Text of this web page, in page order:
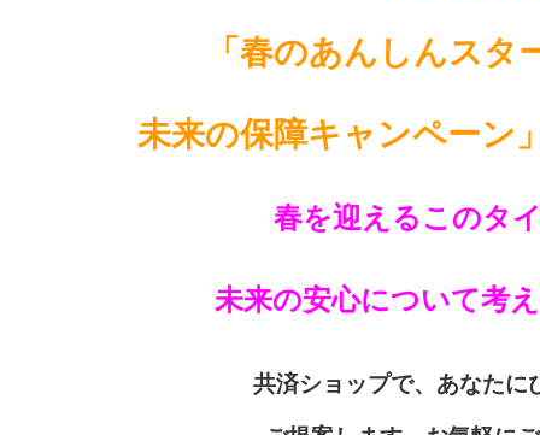
「春のあんしんスタ
未来の保障キャンペーン
春を迎えるこのタ
未来の安心について考
共済ショップで、あなたに